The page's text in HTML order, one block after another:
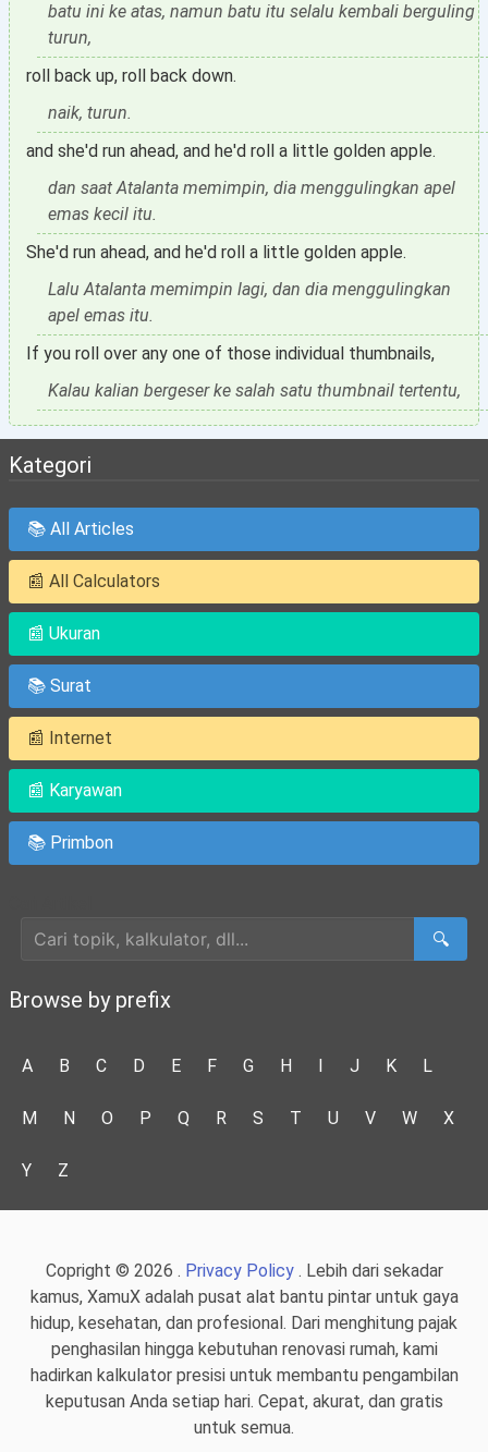
batu ini ke atas, namun batu itu selalu kembali berguling
turun,
roll back up, roll back down.
naik, turun.
and she'd run ahead, and he'd roll a little golden apple.
dan saat Atalanta memimpin, dia menggulingkan apel
emas kecil itu.
She'd run ahead, and he'd roll a little golden apple.
Lalu Atalanta memimpin lagi, dan dia menggulingkan
apel emas itu.
If you roll over any one of those individual thumbnails,
Kalau kalian bergeser ke salah satu thumbnail tertentu,
Kategori
📚 All Articles
📰 All Calculators
📰 Ukuran
📚 Surat
📰 Internet
📰 Karyawan
📚 Primbon
🔍
Browse by prefix
A B C D E F G H I J K L
M N O P Q R S T U V W X
Y Z
Copright © 2026 . Privacy Policy. Lebih dari sekadar
kamus, XamuX adalah pusat alat bantu pintar untuk gaya
hidup, kesehatan, dan profesional. Dari menghitung pajak
penghasilan hingga kebutuhan renovasi rumah, kami
hadirkan kalkulator presisi untuk membantu pengambilan
keputusan Anda setiap hari. Cepat, akurat, dan gratis
untuk semua.